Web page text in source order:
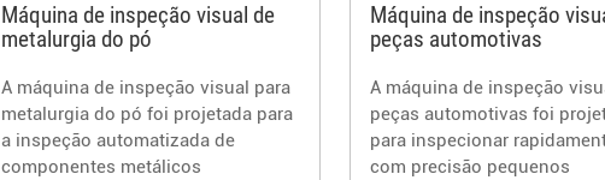
Máquina de inspeção visual de
metalurgia do pó
A máquina de inspeção visual para
metalurgia do pó foi projetada para
a inspeção automatizada de
componentes metálicos
Máquina de inspeção
peças automotivas
A máquina de inspeção
peças automotivas foi
para inspecionar
com precisão pequenos